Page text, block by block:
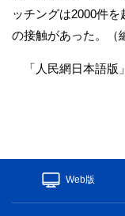
ッチングは2000件
の接触があった。（
「人民網日本語版
Web版